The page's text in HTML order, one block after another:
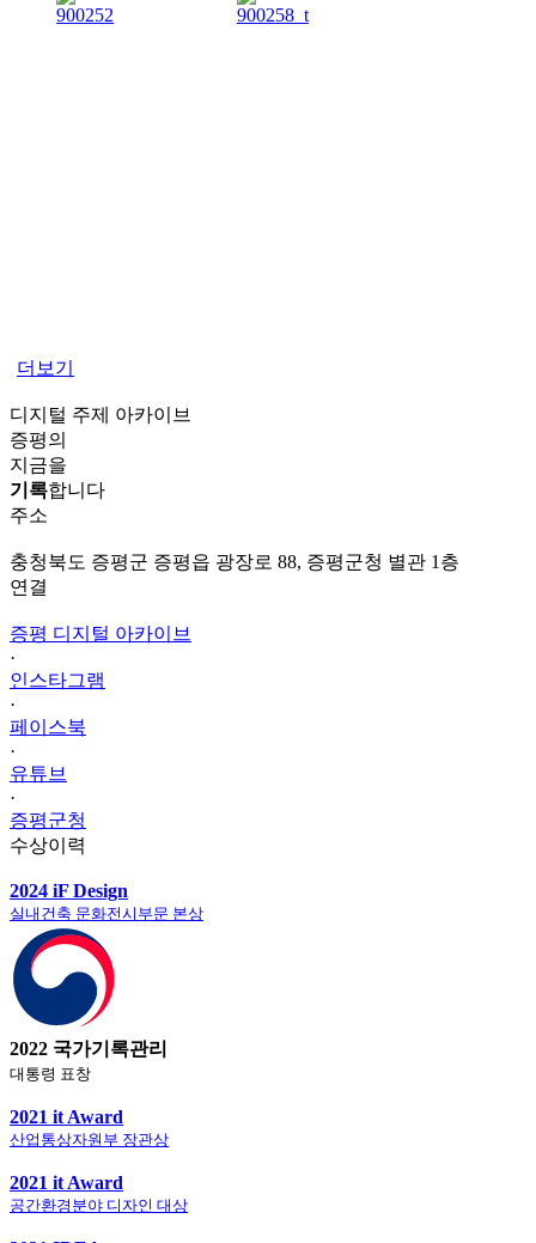
더보기
디지털 주제 아카이브
증평의
지금을
기록합니다
주소
충청북도 증평군 증평읍 광장로 88, 증평군청 별관 1층
연결
증평 디지털 아카이브
·
인스타그램
·
페이스북
·
유튜브
·
증평군청
수상이력
2024 iF Design
실내건축 문화전시부문 본상
2022 국가기록관리
대통령 표창
2021 it Award
산업통상자원부 장관상
2021 it Award
공간환경분야 디자인 대상